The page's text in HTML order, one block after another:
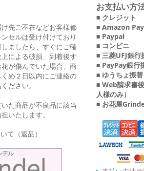
先ご不在などお客様都
セルは受け付けており
ましたら、すぐにご確
による破損、到着後す
が傷んでいた場合、商
め２日以内にご連絡の
ださい。
た商品が不良品に該当
いたします。
て（返品）
お支払い方
■ クレジット
■ Amazon Pay
■ Paypal
■ コンビニ
■ 三菱UFJ銀行
■ PayPay銀行
■ ゆうちょ振替
■ Web請求書
人様のみ）
■ お花屋